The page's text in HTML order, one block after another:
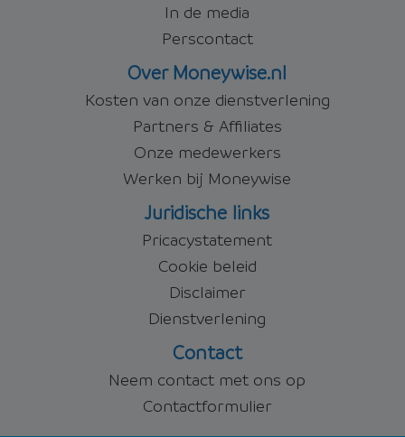
In de media
Perscontact
Over Moneywise.nl
Kosten van onze dienstverlening
Partners & Affiliates
Onze medewerkers
Werken bij Moneywise
Juridische links
Pricacystatement
Cookie beleid
Disclaimer
Dienstverlening
Contact
Neem contact met ons op
Contactformulier